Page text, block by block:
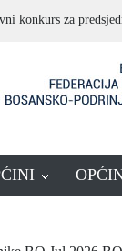
konkurs za